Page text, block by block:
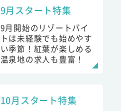
9月スタート特集
9月開始のリゾートバイ
トは未経験でも始めやす
い季節！紅葉が楽しめる
温泉地の求人も豊富！
10月スタート特集